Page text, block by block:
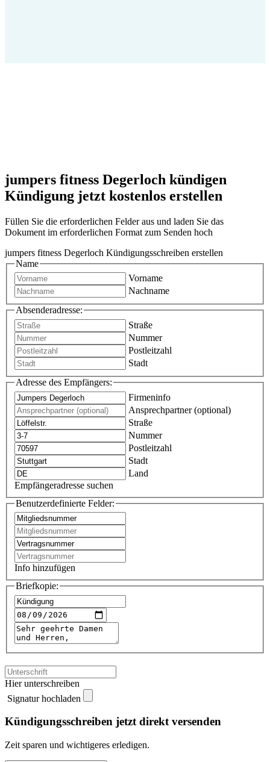
jumpers fitness Degerloch kündigen
Kündigung jetzt kostenlos erstellen
Füllen Sie die erforderlichen Felder aus und laden Sie das
Dokument im erforderlichen Format zum Senden hoch
jumpers fitness Degerloch Kündigungsschreiben erstellen
Name
Vorname
Nachname
Absenderadresse:
Straße
Nummer
Postleitzahl
Stadt
Adresse des Empfängers:
Firmeninfo
Ansprechpartner (optional)
Straße
Nummer
Postleitzahl
Stadt
Land
Empfängeradresse suchen
Benutzerdefinierte Felder:
Info hinzufügen
Briefkopie:
Hier unterschreiben
Signatur hochladen
Kündigungsschreiben jetzt direkt versenden
Zeit sparen und wichtigeres erledigen.